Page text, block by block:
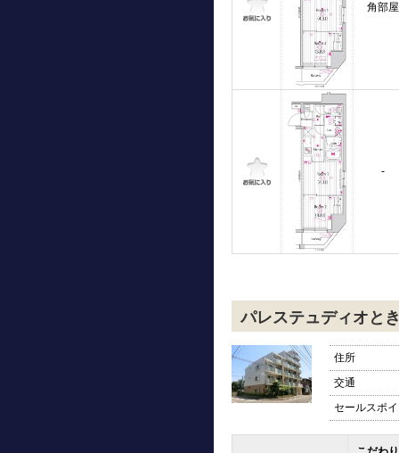
角部屋
-
パレステュディオと
住所
交通
セールスポ